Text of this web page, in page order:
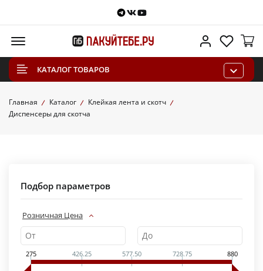
Telegram
VKontakte
Youtube
Личный
КАТАЛОГ ТОВАРОВ
Главная Каталог
Клейкая лента и скотч
Диспенсеры для скотча
Подбор параметров
Розничная Цена
275 426.25 577.50 728.75 880